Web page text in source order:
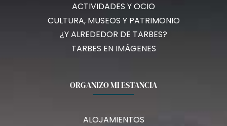
ACTIVIDADES Y OCIO
CULTURA, MUSEOS Y PATRIMONIO
¿Y ALREDEDOR DE TARBES?
TARBES EN IMÁGENES
ORGANIZO MI ESTANCIA
ALOJAMIENTOS